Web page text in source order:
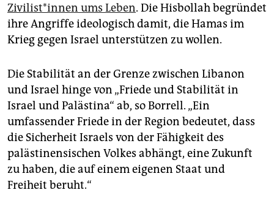
Zi­vi­lis­t*in­nen ums Leben. Die Hisbollah begründet
ihre Angriffe ideologisch damit, die Hamas im
Krieg gegen Israel unterstützen zu wollen.
Die Stabilität an der Grenze zwischen Libanon
und Israel hinge von „Friede und Stabilität in
Israel und Palästina“ ab, so Borrell. „Ein
umfassender Friede in der Region bedeutet, dass
die Sicherheit Israels von der Fähigkeit des
palästinensischen Volkes abhängt, eine Zukunft
zu haben, die auf einem eigenen Staat und
Freiheit beruht.“